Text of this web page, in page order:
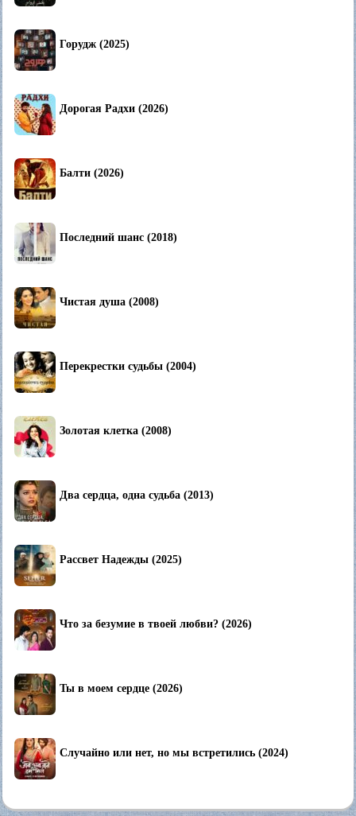
Горудж (2025)
Дорогая Радхи (2026)
Балти (2026)
Последний шанс (2018)
Чистая душа (2008)
Перекрестки судьбы (2004)
Золотая клетка (2008)
Два сердца, одна судьба (2013)
Рассвет Надежды (2025)
Что за безумие в твоей любви? (2026)
Ты в моем сердце (2026)
Случайно или нет, но мы встретились (2024)